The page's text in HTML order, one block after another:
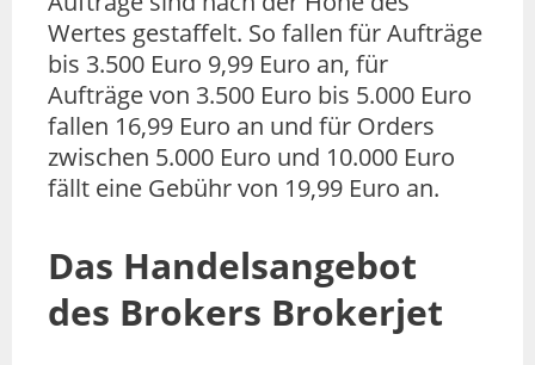
Wertes gestaffelt. So fallen für Aufträge
bis 3.500 Euro 9,99 Euro an, für
Aufträge von 3.500 Euro bis 5.000 Euro
fallen 16,99 Euro an und für Orders
zwischen 5.000 Euro und 10.000 Euro
fällt eine Gebühr von 19,99 Euro an.
Das Handelsangebot
des Brokers Brokerjet